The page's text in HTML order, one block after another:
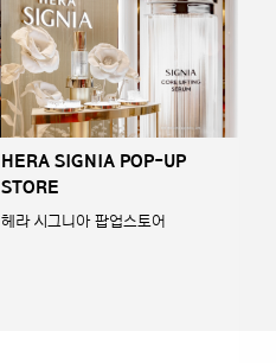
HERA SIGNIA POP-UP
STORE
헤라 시그니아 팝업스토어